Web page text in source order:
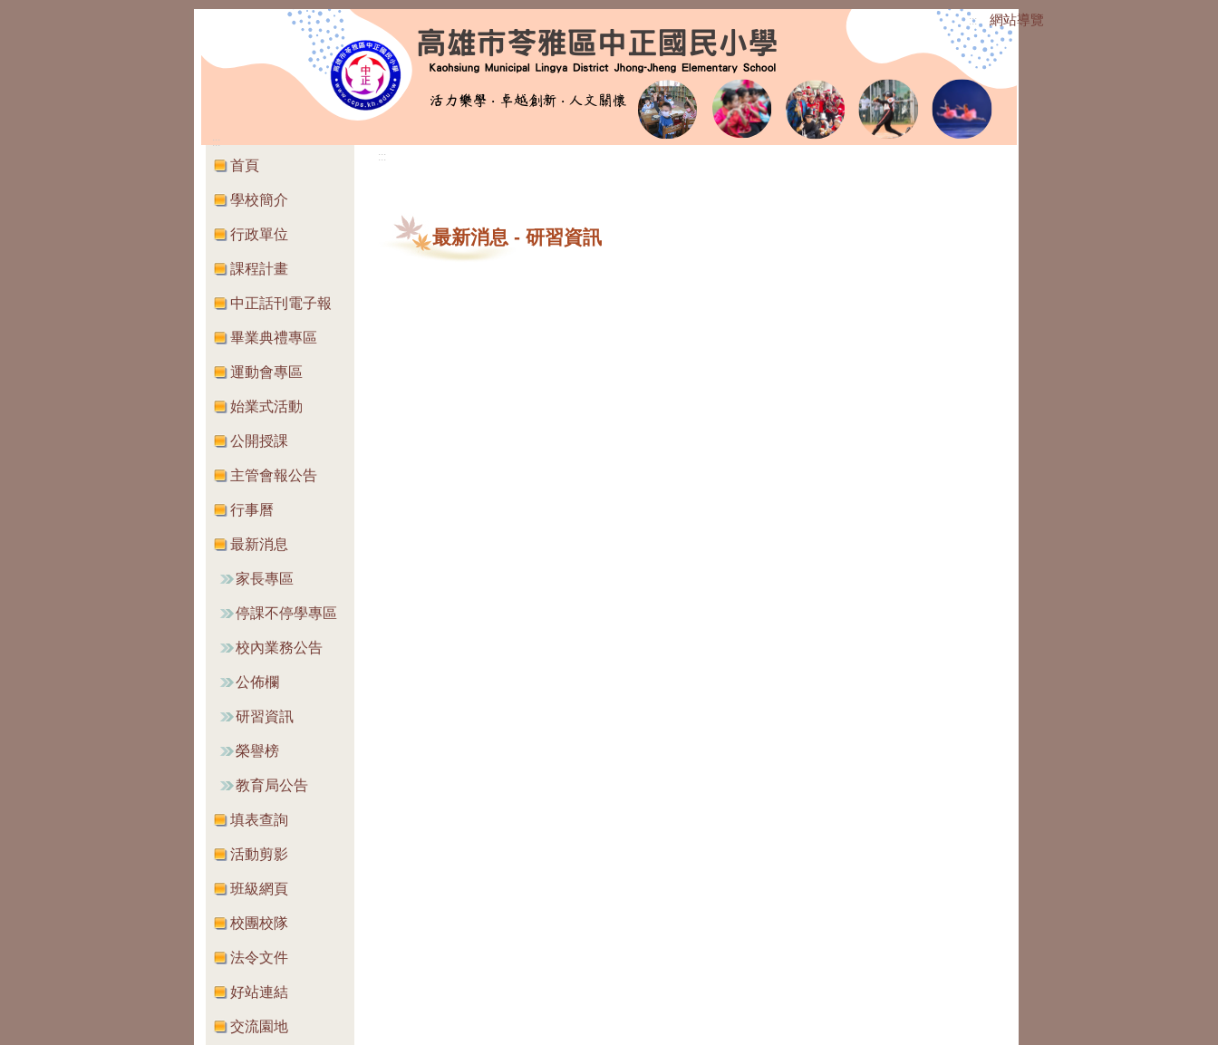
::: 網站導覽
:::
首頁
學校簡介
行政單位
課程計畫
中正話刊電子報
畢業典禮專區
運動會專區
始業式活動
公開授課
主管會報公告
行事曆
最新消息
家長專區
停課不停學專區
校內業務公告
公佈欄
研習資訊
榮譽榜
教育局公告
填表查詢
活動剪影
班級網頁
校團校隊
法令文件
好站連結
交流園地
:::
最新消息 - 研習資訊